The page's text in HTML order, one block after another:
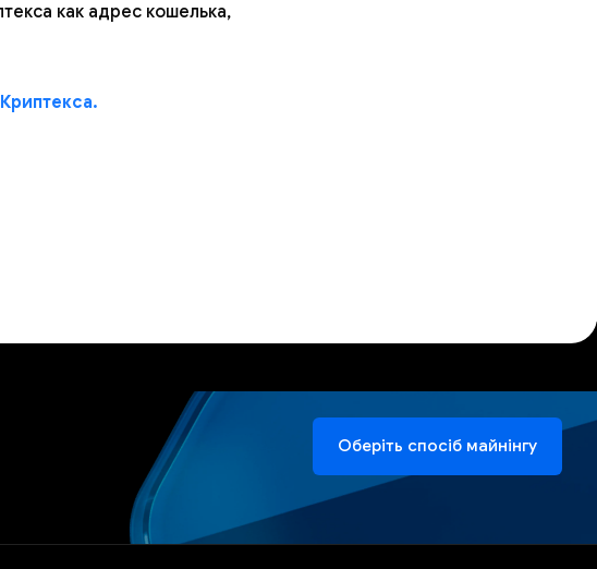
как адрес кошелька,
Оберіть спосіб майнінгу